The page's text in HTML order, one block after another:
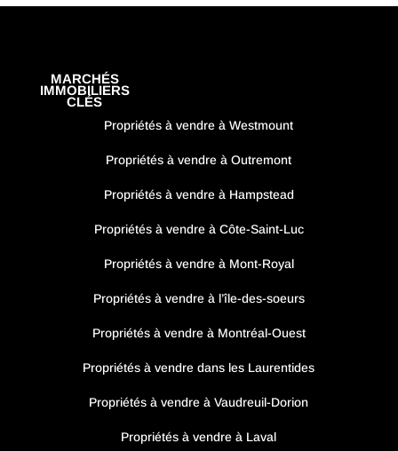
MARCHÉS
IMMOBILIERS
CLÉS
Propriétés à vendre à Westmount
Propriétés à vendre à Outremont
Propriétés à vendre à Hampstead
Propriétés à vendre à Côte-Saint-Luc
Propriétés à vendre à Mont-Royal
Propriétés à vendre à l’île-des-soeurs
Propriétés à vendre à Montréal-Ouest
Propriétés à vendre dans les Laurentides
Propriétés à vendre à Vaudreuil-Dorion
Propriétés à vendre à Laval